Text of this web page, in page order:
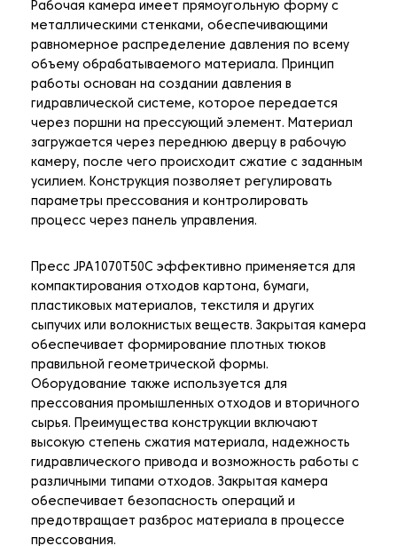
Рабочая камера имеет прямоугольную форму с
металлическими стенками, обеспечивающими
равномерное распределение давления по всему
объему обрабатываемого материала. Принцип
работы основан на создании давления в
гидравлической системе, которое передается
через поршни на прессующий элемент. Материал
загружается через переднюю дверцу в рабочую
камеру, после чего происходит сжатие с заданным
усилием. Конструкция позволяет регулировать
параметры прессования и контролировать
процесс через панель управления.
Пресс JPA1070T50C эффективно применяется для
компактирования отходов картона, бумаги,
пластиковых материалов, текстиля и других
сыпучих или волокнистых веществ. Закрытая камера
обеспечивает формирование плотных тюков
правильной геометрической формы.
Оборудование также используется для
прессования промышленных отходов и вторичного
сырья. Преимущества конструкции включают
высокую степень сжатия материала, надежность
гидравлического привода и возможность работы с
различными типами отходов. Закрытая камера
обеспечивает безопасность операций и
предотвращает разброс материала в процессе
прессования.